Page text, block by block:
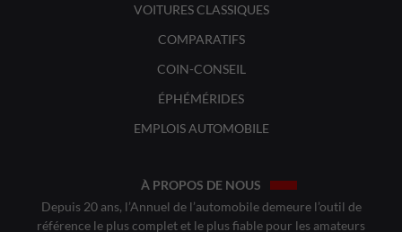
VOITURES CLASSIQUES
COMPARATIFS
COIN-CONSEIL
ÉPHÉMÉRIDES
EMPLOIS AUTOMOBILE
À PROPOS DE NOUS
Depuis 20 ans, l’Annuel de l’automobile demeure l’outil de
référence le plus complet et le plus fiable pour les amateurs